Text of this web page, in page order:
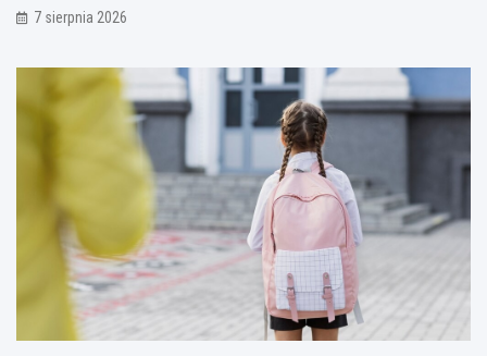
7 sierpnia 2026